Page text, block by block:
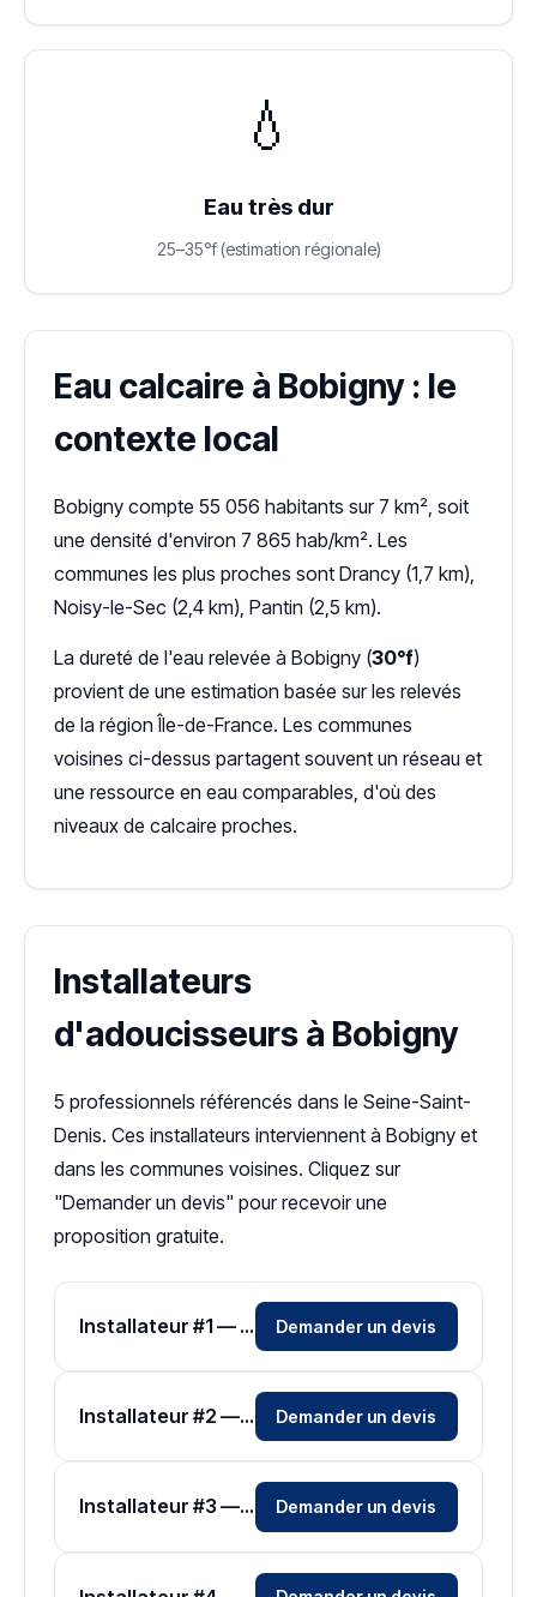
💧
Eau très dur
25–35°f (estimation régionale)
Eau calcaire à Bobigny : le
contexte local
Bobigny compte 55 056 habitants sur 7 km², soit
une densité d'environ 7 865 hab/km². Les
communes les plus proches sont Drancy (1,7 km),
Noisy-le-Sec (2,4 km), Pantin (2,5 km).
La dureté de l'eau relevée à Bobigny (30°f)
provient de une estimation basée sur les relevés
de la région Île-de-France. Les communes
voisines ci-dessus partagent souvent un réseau et
une ressource en eau comparables, d'où des
niveaux de calcaire proches.
Installateurs
d'adoucisseurs à Bobigny
5 professionnels référencés dans le Seine-Saint-
Denis. Ces installateurs interviennent à Bobigny et
dans les communes voisines. Cliquez sur
"Demander un devis" pour recevoir une
proposition gratuite.
Installateur #1 — Zone Seine-Saint-Denis Demander un devis
Installateur #2 — Zone Seine-Saint-Denis Demander un devis
Installateur #3 — Zone Seine-Saint-Denis Demander un devis